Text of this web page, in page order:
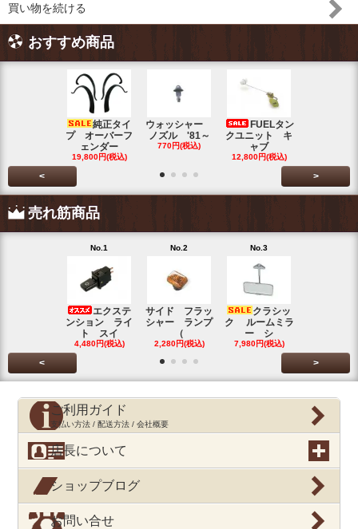
買い物を続ける
おすすめ商品
純正タイ
プ オーバーフ
ェンダー
19,800円(税込)
ウォッシャー
ノズル '81～
770円(税込)
FUELタン
クユニット キ
ャブ
12,800円(税込)
< >
売れ筋商品
No.1
エクステ
ンション ライ
ト スイ
4,480円(税込)
No.2
サイド フラッ
シャー ランプ
（
2,280円(税込)
No.3
クラシッ
ク ルームミラ
ー シ
7,980円(税込)
< >
ご利用ガイド
支払い方法 / 配送方法 / 会社概要
店長について
ショップブログ
お問い合せ